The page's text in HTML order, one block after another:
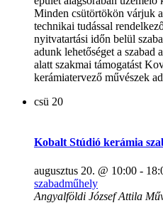
Minden csütörtökön várjuk
technikai tudással
nyitvatartási időn belül
adunk lehetőséget a szabad
alatt szakmai támogatást
kerámiatervező művészek
csü 20
Kobalt Stúdió kerámia
augusztus 20. @ 10:00 -
szabadműhely
Angyalföldi József Attila